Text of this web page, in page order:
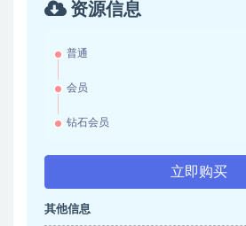
资源信息
普通
会员
钻石会员
立即购买
其他信息